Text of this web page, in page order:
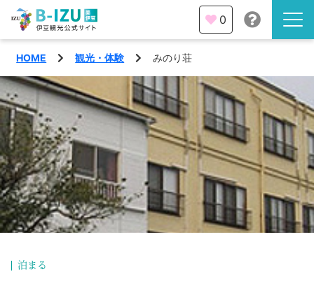
伊豆半島を知る
伊豆のみどころ
みる
あそぶ
あじわう
観光・体験
イベント
エリア
特集
0
HOME 観光・体験 みのり荘
泊まる